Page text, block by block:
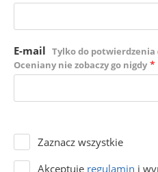
E-mail Tylko do potwierdzenia
Oceniany nie zobaczy go nigdy *
Zaznacz wszystkie
Akceptuję regulamin i